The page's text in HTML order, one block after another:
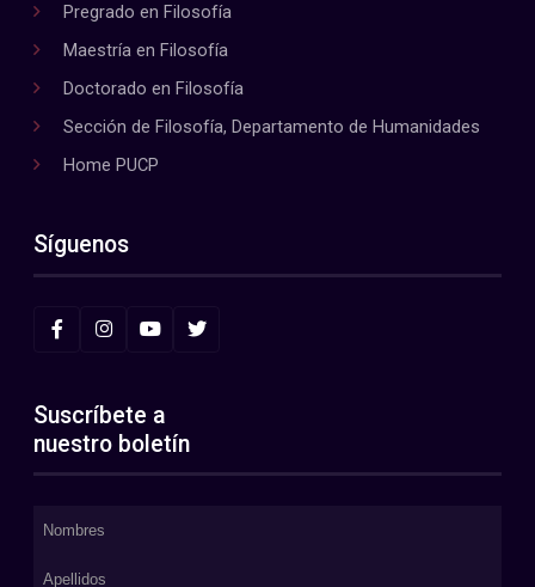
Pregrado en Filosofía
Maestría en Filosofía
Doctorado en Filosofía
Sección de Filosofía, Departamento de Humanidades
Home PUCP
Síguenos
Suscríbete a
nuestro boletín